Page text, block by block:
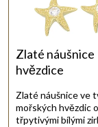
Zlaté náušnice
hvězdice
Zlaté náušnice ve
mořských hvězdic
třpytivými bílými